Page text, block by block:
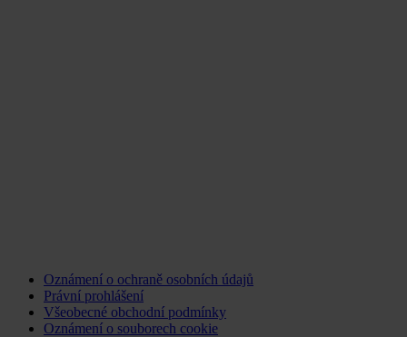
Oznámení o ochraně osobních údajů
Právní prohlášení
Všeobecné obchodní podmínky
Oznámení o souborech cookie